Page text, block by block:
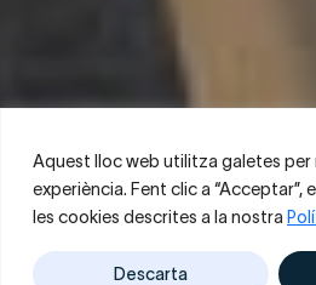
Aquest lloc web utilitza galetes per
experiència. Fent clic a “Acceptar”,
les cookies descrites a la nostra
Descarta